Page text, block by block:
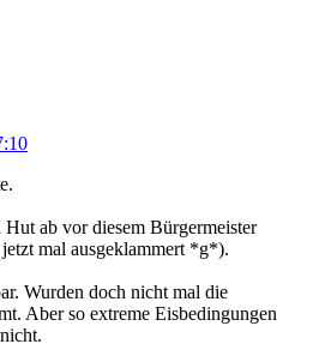
Hut ab vor diesem Bürgermeister
mal ausgeklammert *g*).
Wurden doch nicht mal die
Aber so extreme Eisbedingungen